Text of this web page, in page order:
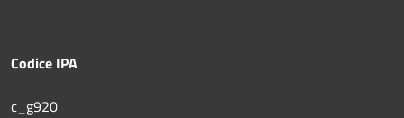
Codice IPA
c_g920